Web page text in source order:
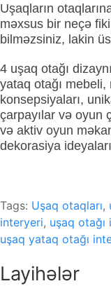
Uşaqların
məxsus bir neçə
bilməzsiniz, lakin
4 uşaq otağı
yataq otağı mebeli,
konsepsiyaları,
çarpayılar və oyun
və aktiv oyun
dekorasiya
Tags: Uşaq otaqları,
interyeri, uşaq otağı
uşaq yataq otağı
Layihələr